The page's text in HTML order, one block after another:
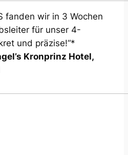
fanden wir in 3 Wochen
für unser 4-
und präzise!“*
Kronprinz Hotel,